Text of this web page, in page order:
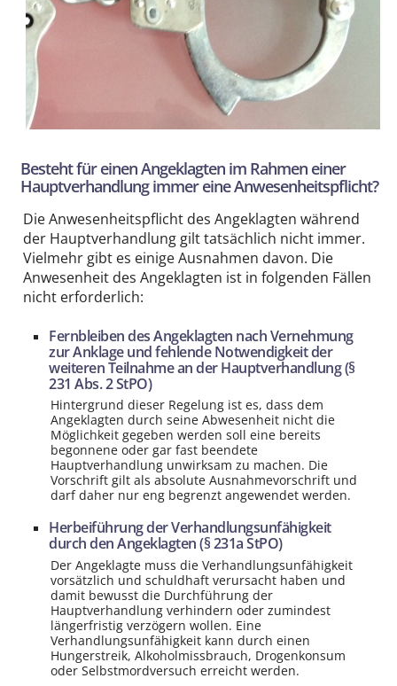
Besteht für einen Angeklagten im Rahmen einer
Hauptverhandlung immer eine Anwesenheitspflicht?
Die Anwesenheitspflicht des Angeklagten während
der Hauptverhandlung gilt tatsächlich nicht immer.
Vielmehr gibt es einige Ausnahmen davon. Die
Anwesenheit des Angeklagten ist in folgenden Fällen
nicht erforderlich:
Fernbleiben des Angeklagten nach Vernehmung
zur Anklage und fehlende Notwendigkeit der
weiteren Teilnahme an der Hauptverhandlung (§
231 Abs. 2 StPO)
Hintergrund dieser Regelung ist es, dass dem
Angeklagten durch seine Abwesenheit nicht die
Möglichkeit gegeben werden soll eine bereits
begonnene oder gar fast beendete
Hauptverhandlung unwirksam zu machen. Die
Vorschrift gilt als absolute Ausnahmevorschrift und
darf daher nur eng begrenzt angewendet werden.
Herbeiführung der Verhandlungsunfähigkeit
durch den Angeklagten (§ 231a StPO)
Der Angeklagte muss die Verhandlungsunfähigkeit
vorsätzlich und schuldhaft verursacht haben und
damit bewusst die Durchführung der
Hauptverhandlung verhindern oder zumindest
längerfristig verzögern wollen. Eine
Verhandlungsunfähigkeit kann durch einen
Hungerstreik, Alkoholmissbrauch, Drogenkonsum
oder Selbstmordversuch erreicht werden.